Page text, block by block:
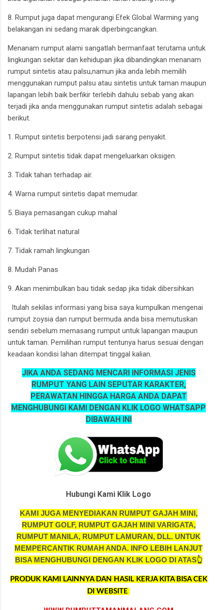
8. Rumput juga dapat mengurangi Efek Global Warming yang
belakangan ini sedang marak diperbingcangkan.
Menanam rumput alami sangatlah bermanfaat terutama untuk
lingkungan sekitar dan kehidupan jika dibandingkan menanam
rumput sintetis atau palsu,namun jika anda lebih memilih
menggunakan rumput palsu atau sintetis untuk taman maupun
lapangan lebih baik berfikir terlebih dahulu sebab yang akan
terjadi jika anda menggunakan rumput sintetis adalah sebagai
berikut.
1. Rumput sintetis berpotensi jadi sarang penyakit.
2. Rumput sintetis tidak dapat mengeluarkan oksigen.
3. Tidak tahan terhadap air.
4. Warna rumput sintetis dapat memudar.
5. Biaya pemasangan cukup mahal
6. Tidak terlihat natural
7. Tidak ramah lingkungan
8. Mudah Panas
9. Akan menimbulkan bau tidak sedap jika tidak dibersihkan
Itulah sekilas informasi yang bisa saya kumpulkan mengenai
rumput zoysia dan rumput bermuda anda bisa memutuskan
sendiri sebelum memasang rumput untuk lapangan maupun
untuk taman. Pemilihan rumput tentunya harus sesuai dengan
keadaan kondisi lahan ditempat tinggal kalian.
JIKA ANDA SEDANG MENCARI INFORMASI JENIS
RUMPUT YANG LAIN SEPUTAR KARAKTER,
PERAWATAN HINGGA HARGA ANDA DAPAT
MENGHUBUNGI KAMI DENGAN KLIK LOGO WHATSAPP
DIBAWAH INI
Hubungi Kami Klik Logo
KAMI JUGA MENYEDIAKAN RUMPUT GAJAH MINI,
RUMPUT GOLF, RUMPUT GAJAH MINI VARIGATA,
RUMPUT MANILA, RUMPUT LAMURAN, DLL. UNTUK
MEMPERCANTIK RUMAH ANDA. INFO LEBIH LANJUT
BISA MENGHUBUNGI DENGAN KLIK LOGO DI ATAS👆
PRODUK KAMI LAINNYA DAN HASIL KERJA KITA BISA CEK
DI WEBSITE